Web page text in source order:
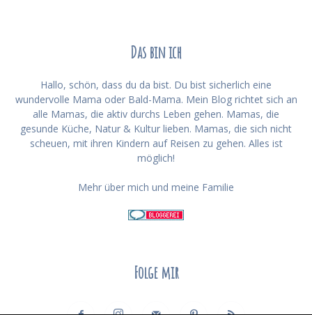
Das bin ich
Hallo, schön, dass du da bist. Du bist sicherlich eine
wundervolle Mama oder Bald-Mama. Mein Blog richtet sich an
alle Mamas, die aktiv durchs Leben gehen. Mamas, die
gesunde Küche, Natur & Kultur lieben. Mamas, die sich nicht
scheuen, mit ihren Kindern auf Reisen zu gehen. Alles ist
möglich!
Mehr über mich und meine Familie
Folge mir